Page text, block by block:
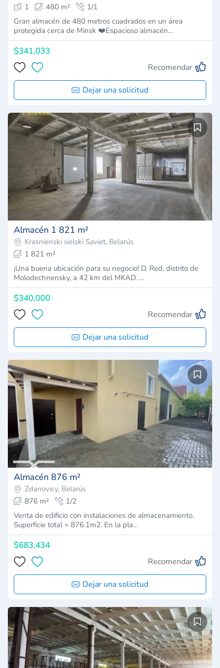
1
480 m²
1/1
Gran almacén de 480 metros cuadrados en un área
protegida cerca de Minsk ❤️Espacioso almacén…
$341,033
Recomendar
Dejar una solicitud
Almacén 1 821 m²
Krasnienski sielski Saviet, Belarús
1 821 m²
¡Una buena ubicación para su negocio! D. Red, distrito de
Molodechnensky, a 42 km del MKAD. …
$340,000
Recomendar
Dejar una solicitud
Almacén 876 m²
Zdanovicy, Belarús
876 m²
1/2
Venta de edificio con instalaciones de almacenamiento.
Superficie total = 876.1m2. En la pla…
$683,434
Recomendar
Dejar una solicitud